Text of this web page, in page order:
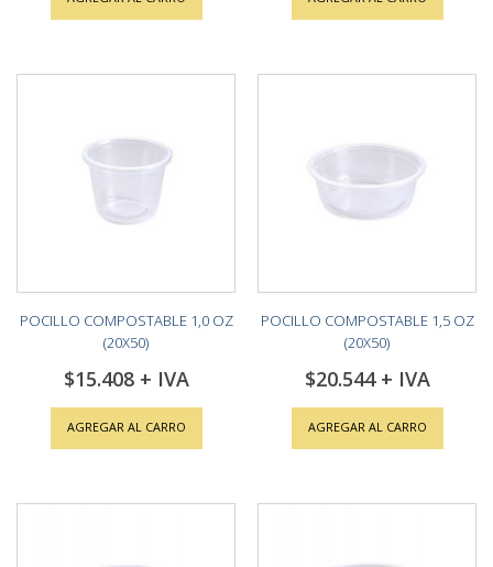
POCILLO COMPOSTABLE 1,0 OZ
(20X50)
$15.408
AGREGAR AL CARRO
POCILLO COMPOSTABLE 1,5 OZ
(20X50)
$20.544
AGREGAR AL CARRO